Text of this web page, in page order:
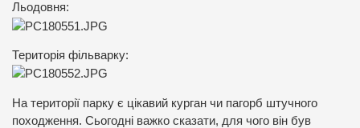
Льодовня:
Територія фільварку:
На території парку є цікавий курган чи пагорб штучного
походження. Сьогодні важко сказати, для чого він був